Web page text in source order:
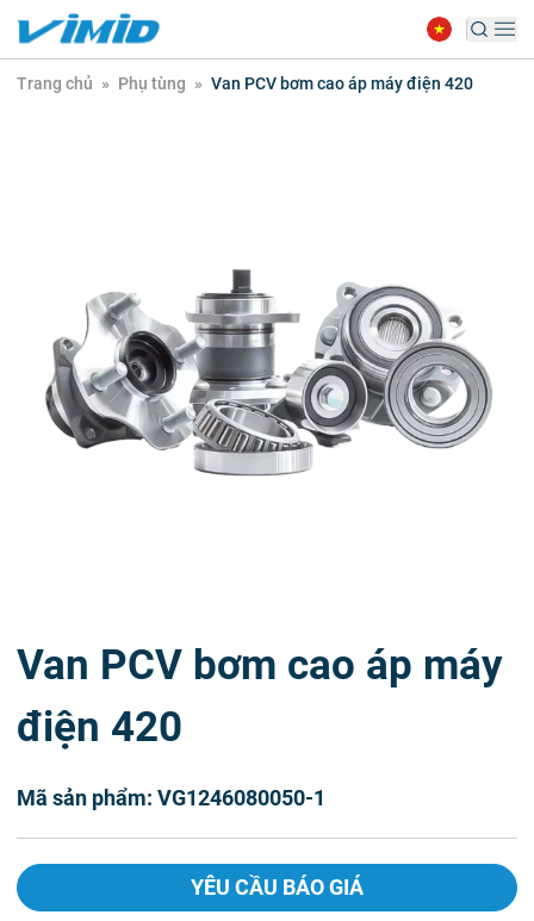
Trang chủ » Phụ tùng » Van PCV bơm cao áp máy điện 420
Van PCV bơm cao áp máy
điện 420
Mã sản phẩm: VG1246080050-1
YÊU CẦU BÁO GIÁ